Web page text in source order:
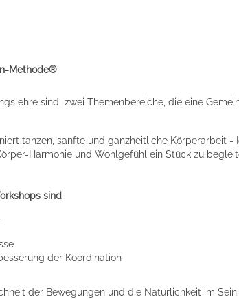
Methode®
sind zwei Themenbereiche, die eine
tanzen, sanfte und ganzheitliche Körperarbeit -
Harmonie und Wohlgefühl ein Stück zu
sind
der Koordination
der Bewegungen und die Natürlichkeit im